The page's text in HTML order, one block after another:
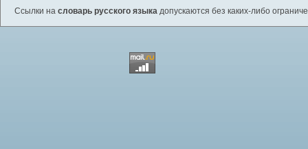
Ссылки на словарь русского языка допускаются без каких-либо